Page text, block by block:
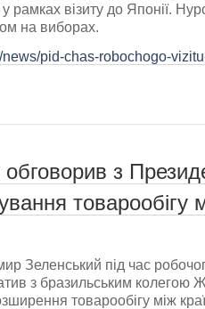
візиту до Японії.
на виборах.
news/pid-chas-robochogo-
з
товарообігу
Зеленський під час
з бразильським
товарообігу між